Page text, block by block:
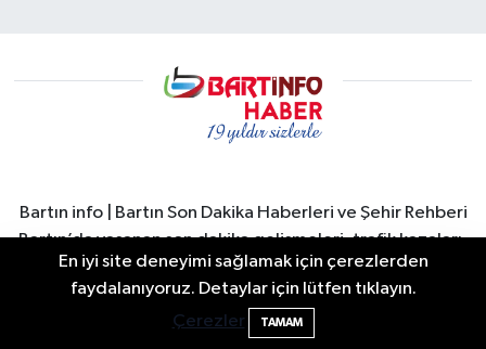
Bartın info | Bartın Son Dakika Haberleri ve Şehir Rehberi
Bartın’da yaşanan son dakika gelişmeleri, trafik kazaları,
yerel gündem, resmi duyurular ve şehir yaşamına dair
tüm önemli haberler Bartın İnfo’da. Bartın merkez başta
olmak üzere Amasra, Kurucaşile ve Ulus ilçelerinden
En iyi site deneyimi sağlamak için çerezlerden
faydalanıyoruz. Detaylar için lütfen tıklayın.
Çerezler
TAMAM
2 Buzağı Hediyeli Bal Festivalinde Hande
Ünsal Sahne Alacak